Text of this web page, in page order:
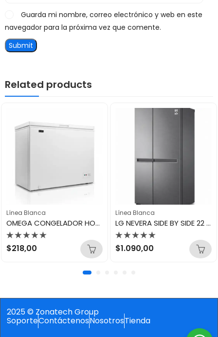
Guarda mi nombre, correo electrónico y web en este
navegador para la próxima vez que comente.
Related products
Línea Blanca
OMEGA CONGELADOR HORIZONTAL BLANCO 143L OCH-143W
Valorado
con
$218,00
Línea Blanca
LG NEVERA SIDE BY SIDE 22 INVERTER GS65BPGK
Valorado
con
$1.090,00
2025 © Zonatech Group
SoporteContáctenosNosotrosTienda